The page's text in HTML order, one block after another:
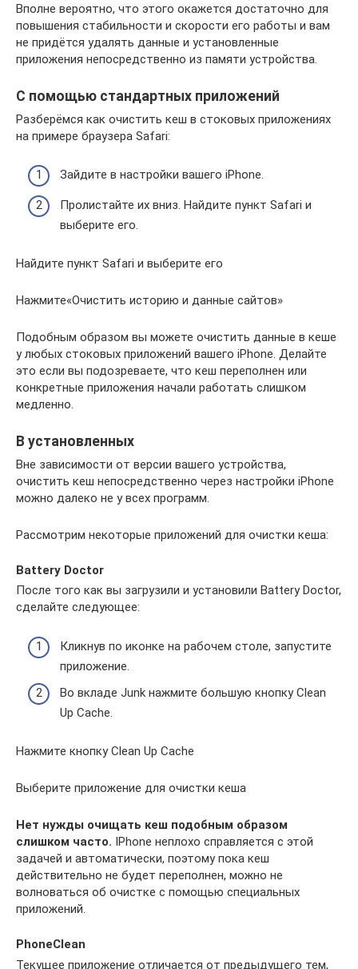
Вполне вероятно, что этого окажется достаточно для
повышения стабильности и скорости его работы и вам
не придётся удалять данные и установленные
приложения непосредственно из памяти устройства.
С помощью стандартных приложений
Разберёмся как очистить кеш в стоковых приложениях
на примере браузера Safari:
Зайдите в настройки вашего iPhone.
Пролистайте их вниз. Найдите пункт Safari и
выберите его.
Найдите пункт Safari и выберите его
Нажмите«Очистить историю и данные сайтов»
Подобным образом вы можете очистить данные в кеше
у любых стоковых приложений вашего iPhone. Делайте
это если вы подозреваете, что кеш переполнен или
конкретные приложения начали работать слишком
медленно.
В установленных
Вне зависимости от версии вашего устройства,
очистить кеш непосредственно через настройки iPhone
можно далеко не у всех программ.
Рассмотрим некоторые приложений для очистки кеша:
Battery Doctor
После того как вы загрузили и установили Battery Doctor,
сделайте следующее:
Кликнув по иконке на рабочем столе, запустите
приложение.
Во вкладе Junk нажмите большую кнопку Clean
Up Cache.
Нажмите кнопку Clean Up Caсhe
Выберите приложение для очистки кеша
Нет нужды очищать кеш подобным образом
слишком часто. IPhone неплохо справляется с этой
задачей и автоматически, поэтому пока кеш
действительно не будет переполнен, можно не
волноваться об очистке с помощью специальных
приложений.
PhoneClean
Текущее приложение отличается от предыдущего тем,